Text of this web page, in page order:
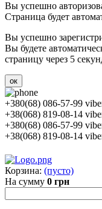
Вы успешно
Страница будет
Вы успешно
Вы будете
страницу через 5
ок
+380(68) 086-57-99
+38(068) 819-08-14
+380(68) 086-57-99
+38(068) 819-08-14
Корзина: (пусто)
На сумму 0 грн